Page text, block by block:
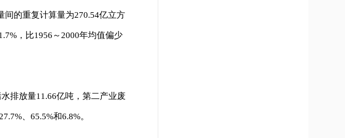
间的重复计算量为270.54亿立方
，比1956～2000年均值偏少
排放量11.66亿吨，第二产业废
、65.5%和6.8%。